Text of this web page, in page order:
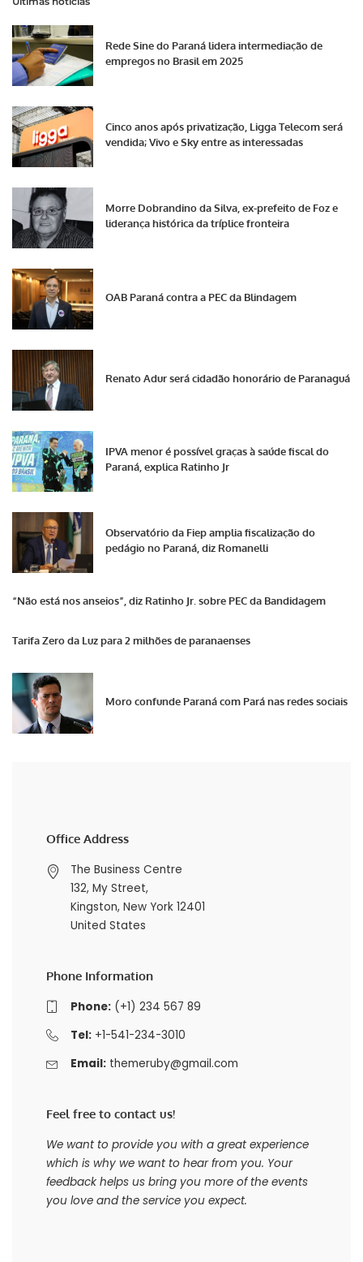
Rede Sine do Paraná lidera intermediação de
empregos no Brasil em 2025
Cinco anos após privatização, Ligga Telecom será
vendida; Vivo e Sky entre as interessadas
Morre Dobrandino da Silva, ex-prefeito de Foz e
liderança histórica da tríplice fronteira
OAB Paraná contra a PEC da Blindagem
Renato Adur será cidadão honorário de Paranaguá
IPVA menor é possível graças à saúde fiscal do
Paraná, explica Ratinho Jr
Observatório da Fiep amplia fiscalização do
pedágio no Paraná, diz Romanelli
“Não está nos anseios”, diz Ratinho Jr. sobre PEC da Bandidagem
Tarifa Zero da Luz para 2 milhões de paranaenses
Moro confunde Paraná com Pará nas redes sociais
Office Address
The Business Centre
132, My Street,
Kingston, New York 12401
United States
Phone Information
Phone:(+1) 234 567 89
Tel:+1-541-234-3010
Email: themeruby@gmail.com
Feel free to contact us!
We want to provide you with a great experience
which is why we want to hear from you. Your
feedback helps us bring you more of the events
you love and the service you expect.